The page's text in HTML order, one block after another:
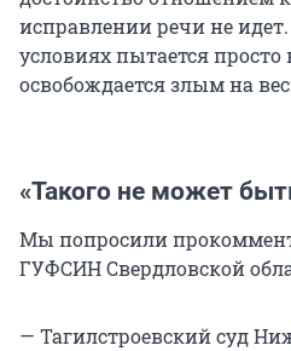
исправлении речи не
условиях пытается
освобождается злым на
«Такого не может
Мы попросили
ГУФСИН Свердловской
— Тагилстроевский суд